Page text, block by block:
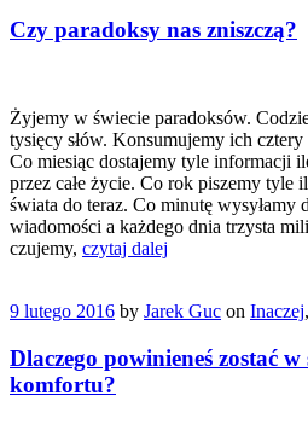
Czy paradoksy nas zniszczą?
Żyjemy w świecie paradoksów.
tysięcy słów. Konsumujemy ich
Co miesiąc dostajemy tyle informacji
przez całe życie. Co rok piszemy tyle
świata do teraz. Co minutę wysyłamy
wiadomości a każdego dnia trzysta
czujemy, czytaj dalej
9 lutego 2016 by Jarek Guc on Inaczej,
Dlaczego powinieneś zostać
komfortu?